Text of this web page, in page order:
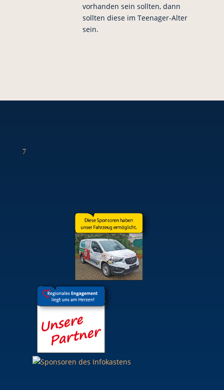
vorhanden sein sollten, dann
sollten diese im Teenager-Alter
sein.
7